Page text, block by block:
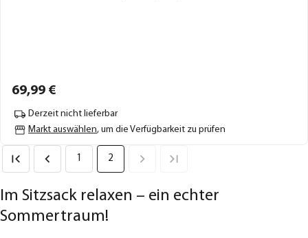
69,99 €
Derzeit nicht lieferbar
Markt auswählen, um die Verfügbarkeit zu prüfen
1 2
Im Sitzsack relaxen – ein echter
Sommertraum!